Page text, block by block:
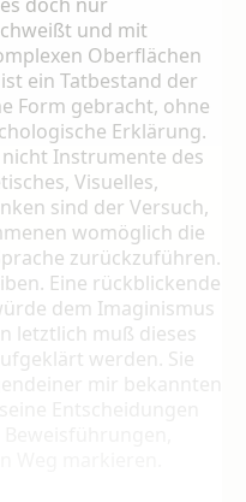
und mit
Ober­flächen
ein Tatbestand der
Form gebracht, ohne
Erklärung.
Instrumente des
Visuelles,
sind der Versuch,
womöglich die
zurückzuführen.
Eine rückblickende
dem Imaginismus
letztlich muß dieses
werden. Sie
mir bekannten